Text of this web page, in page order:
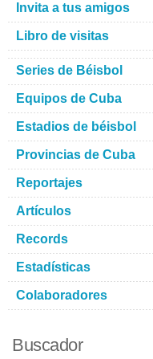
Invita a tus amigos
Libro de visitas
Series de Béisbol
Equipos de Cuba
Estadios de béisbol
Provincias de Cuba
Reportajes
Artículos
Records
Estadísticas
Colaboradores
Buscador